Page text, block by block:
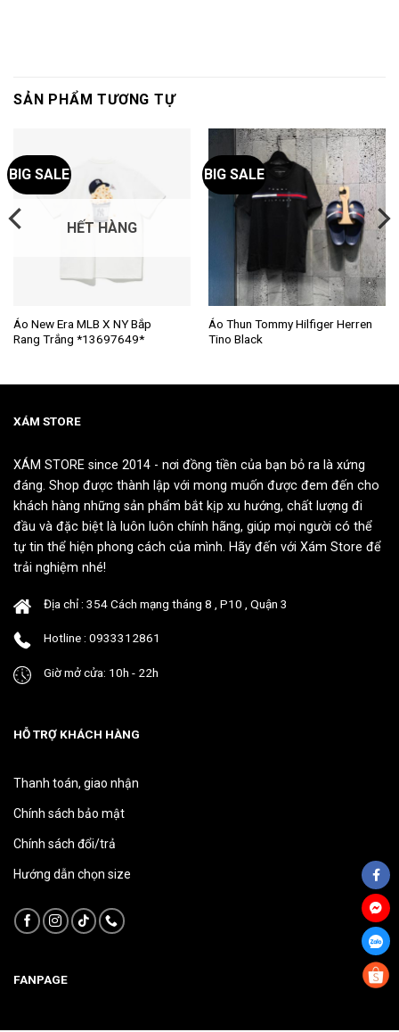
SẢN PHẨM TƯƠNG TỰ
BIG SALE
HẾT HÀNG
Áo New Era MLB X NY Bắp
Rang Trắng *13697649*
Sản
phẩm
biến
Các
tùy
chọn
có
thể
được
chọn
trang
phẩm
BIG SALE
Áo Thun Tommy Hilfiger Herren
Tino Black
Sản
phẩm
tùy
chọn
có
thể
được
trang
XÁM STORE
XÁM STORE since 2014 - nơi đồng tiền của bạn bỏ ra là xứng
đáng. Shop được thành lập với mong muốn được đem đến cho
khách hàng những sản phẩm bắt kịp xu hướng, chất lượng đi
đầu và đặc biệt là luôn luôn chính hãng, giúp mọi người có thể
tự tin thể hiện phong cách của mình. Hãy đến với Xám Store để
trải nghiệm nhé!
Địa chỉ : 354 Cách mạng tháng 8 , P10 , Quận 3
Hotline : 0933312861
Giờ mở cửa: 10h - 22h
HỖ TRỢ KHÁCH HÀNG
Thanh toán, giao nhận
Chính sách bảo mật
Chính sách đổi/trả
Hướng dẫn chọn size
FANPAGE